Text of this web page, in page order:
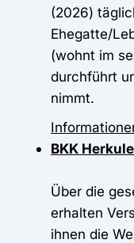
(2026)
Ehegatte/
(wohnt im
durchführt
nimmt.
BKK
Über die
erhalten
ihnen die